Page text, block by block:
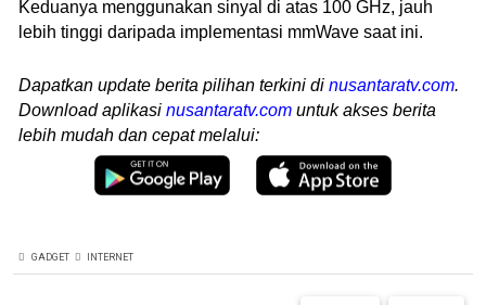
Keduanya menggunakan sinyal di atas 100 GHz, jauh
lebih tinggi daripada implementasi mmWave saat ini.
Dapatkan update berita pilihan terkini di nusantaratv.com.
Download aplikasi nusantaratv.com untuk akses berita
lebih mudah dan cepat melalui:
GADGET INTERNET